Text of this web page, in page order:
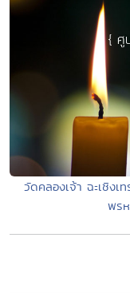
วัดคลองเจ้า ฉะเชิง
พร